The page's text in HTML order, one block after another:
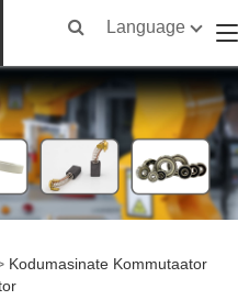
Language
Kodumasinate Kommutaator